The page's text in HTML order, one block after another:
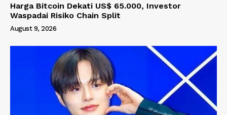
Harga Bitcoin Dekati US$ 65.000, Investor
Waspadai Risiko Chain Split
August 9, 2026